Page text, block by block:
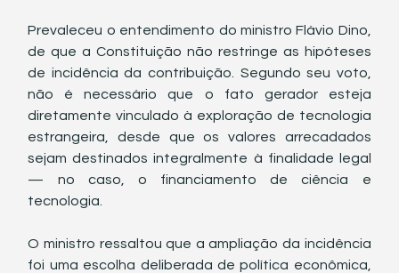
Prevaleceu o entendimento do ministro Flávio Dino,
de que a Constituição não restringe as hipóteses
de incidência da contribuição. Segundo seu voto,
não é necessário que o fato gerador esteja
diretamente vinculado à exploração de tecnologia
estrangeira, desde que os valores arrecadados
sejam destinados integralmente à finalidade legal
— no caso, o financiamento de ciência e
tecnologia.
O ministro ressaltou que a ampliação da incidência
foi uma escolha deliberada de política econômica,